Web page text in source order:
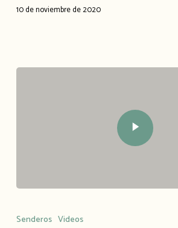
10 de noviembre de 2020
Senderos Videos